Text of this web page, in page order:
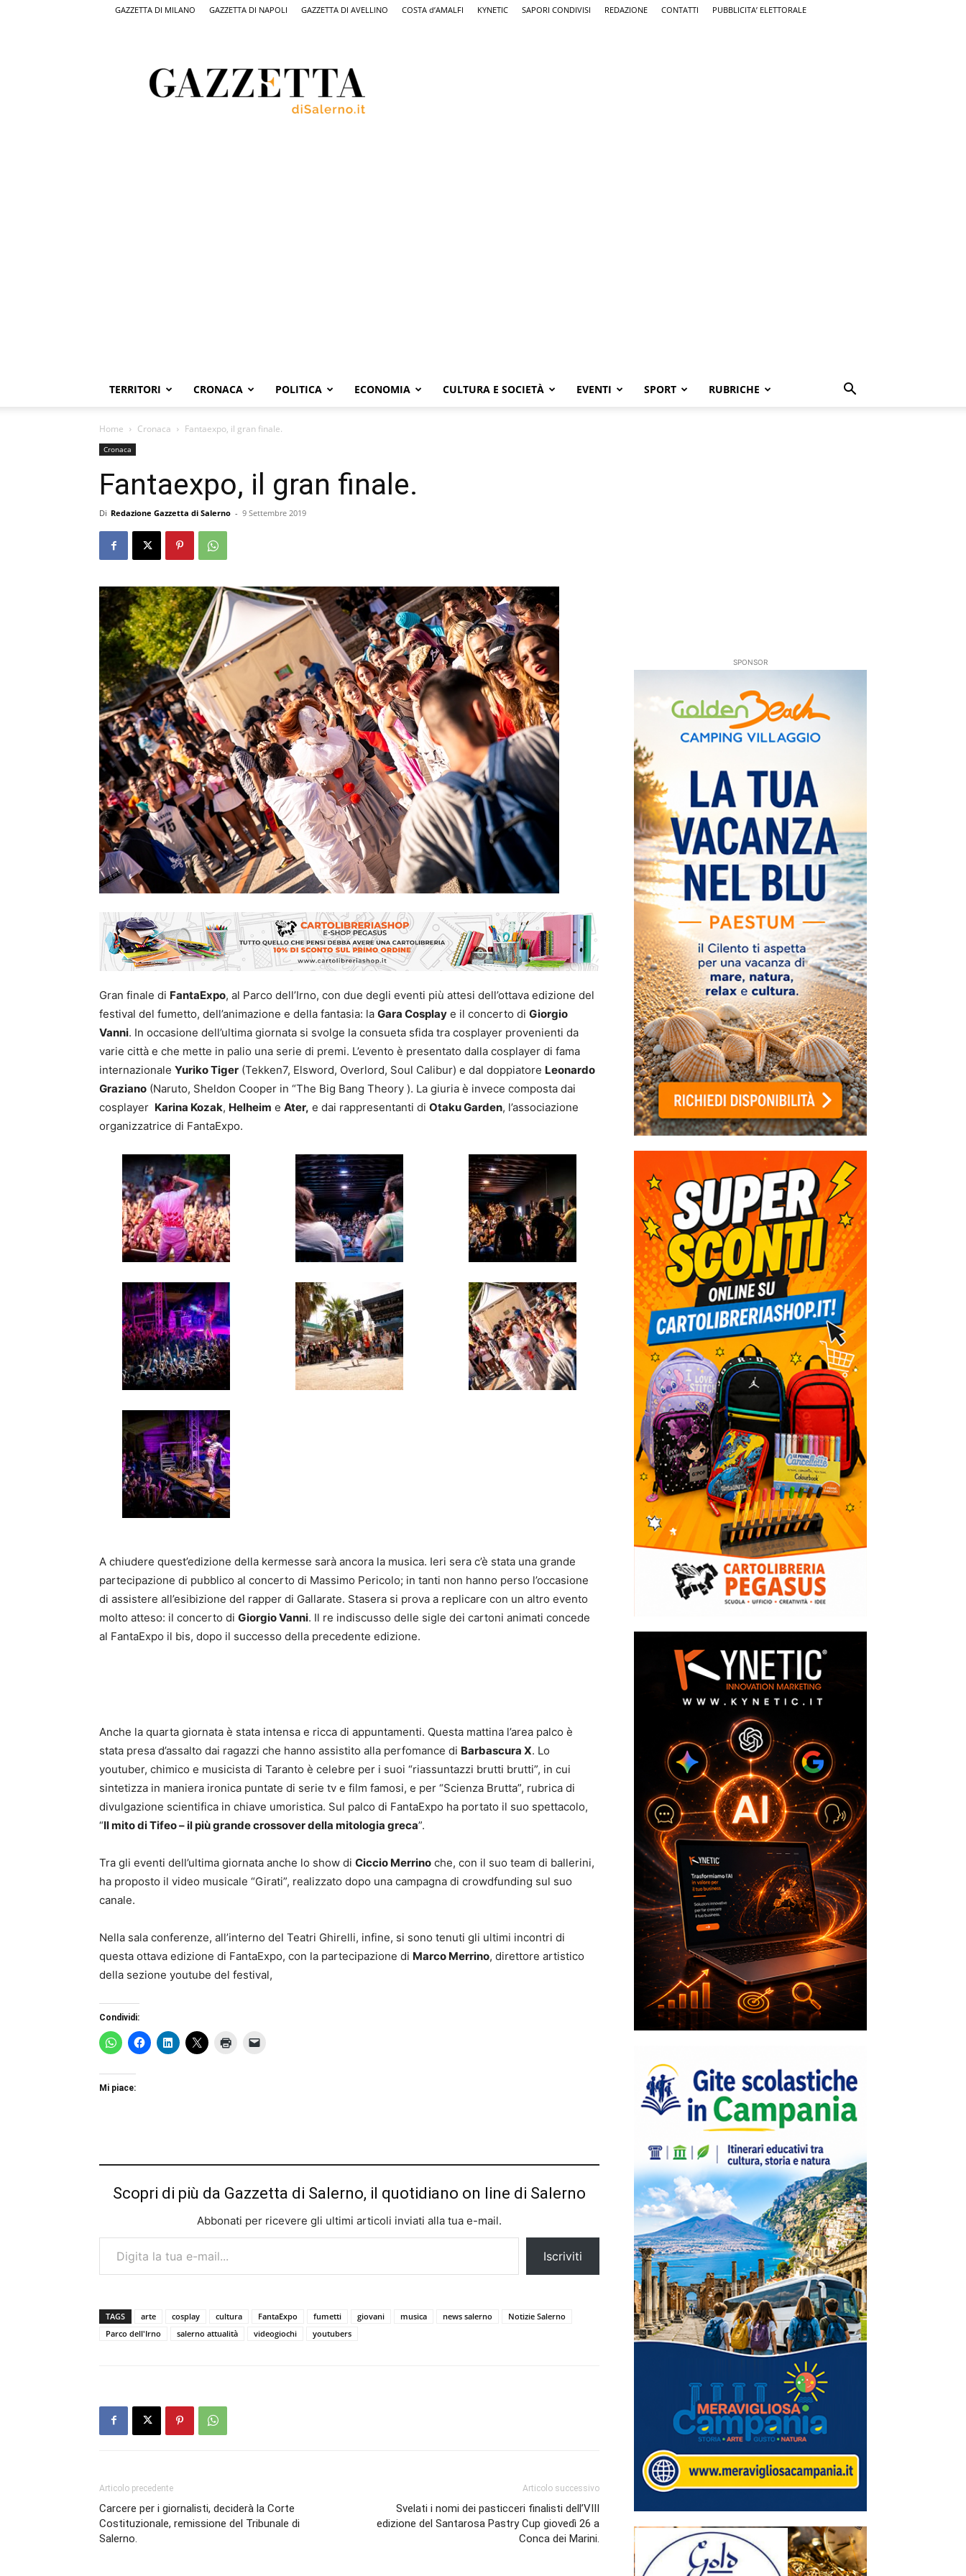
GAZZETTA DI MILANO GAZZETTA DI NAPOLI GAZZETTA DI AVELLINO COSTA d’AMALFI KYNETIC SAPORI CONDIVISI REDAZIONE CONTATTI PUBBLICITA’ ELETTORALE
Salerno,
il
quotidiano
TERRITORI CRONACA POLITICA ECONOMIA CULTURA E SOCIETÀ EVENTI SPORT RUBRICHE
Home Cronaca Fantaexpo, il gran finale.
Cronaca
Fantaexpo, il gran finale.
Di Redazione Gazzetta di Salerno - 9 Settembre 2019
Gran finale di FantaExpo, al Parco dell’Irno, con due degli eventi più attesi dell’ottava edizione del
festival del fumetto, dell’animazione e della fantasia: la Gara Cosplay e il concerto di Giorgio
Vanni. In occasione dell’ultima giornata si svolge la consueta sfida tra cosplayer provenienti da
varie città e che mette in palio una serie di premi. L’evento è presentato dalla cosplayer di fama
internazionale Yuriko Tiger (Tekken7, Elsword, Overlord, Soul Calibur) e dal doppiatore Leonardo
Graziano (Naruto, Sheldon Cooper in “The Big Bang Theory ). La giuria è invece composta dai
cosplayer Karina Kozak, Helheim e Ater, e dai rappresentanti di Otaku Garden, l’associazione
organizzatrice di FantaExpo.
A chiudere quest’edizione della kermesse sarà ancora la musica. Ieri sera c’è stata una grande
partecipazione di pubblico al concerto di Massimo Pericolo; in tanti non hanno perso l’occasione
di assistere all’esibizione del rapper di Gallarate. Stasera si prova a replicare con un altro evento
molto atteso: il concerto di Giorgio Vanni. Il re indiscusso delle sigle dei cartoni animati concede
al FantaExpo il bis, dopo il successo della precedente edizione.
Anche la quarta giornata è stata intensa e ricca di appuntamenti. Questa mattina l’area palco è
stata presa d’assalto dai ragazzi che hanno assistito alla perfomance di Barbascura X. Lo
youtuber, chimico e musicista di Taranto è celebre per i suoi “riassuntazzi brutti brutti”, in cui
sintetizza in maniera ironica puntate di serie tv e film famosi, e per “Scienza Brutta”, rubrica di
divulgazione scientifica in chiave umoristica. Sul palco di FantaExpo ha portato il suo spettacolo,
“Il mito di Tifeo – il più grande crossover della mitologia greca”.
Tra gli eventi dell’ultima giornata anche lo show di Ciccio Merrino che, con il suo team di ballerini,
ha proposto il video musicale “Girati”, realizzato dopo una campagna di crowdfunding sul suo
canale.
Nella sala conferenze, all’interno del Teatri Ghirelli, infine, si sono tenuti gli ultimi incontri di
questa ottava edizione di FantaExpo, con la partecipazione di Marco Merrino, direttore artistico
della sezione youtube del festival,
Condividi:
Mi piace:
Scopri di più da Gazzetta di Salerno, il quotidiano on line di Salerno
Abbonati per ricevere gli ultimi articoli inviati alla tua e-mail.
Digita la tua e-mail...
Iscriviti
TAGS arte cosplay cultura FantaExpo fumetti giovani musica news salerno
Notizie Salerno
Parco dell'Irno
salerno attualità videogiochi youtubers
Articolo precedente
Carcere per i giornalisti, deciderà la Corte
Costituzionale, remissione del Tribunale di
Salerno.
Articolo successivo
Svelati i nomi dei pasticceri finalisti dell’VIII
edizione del Santarosa Pastry Cup giovedì 26 a
Conca dei Marini.
SPONSOR